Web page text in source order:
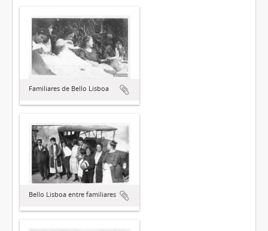
Familiares de Bello Lisboa
Bello Lisboa entre familiares